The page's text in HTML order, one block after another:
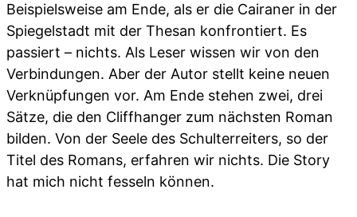
Beispielsweise am Ende, als er die Cairaner in der
Spiegelstadt mit der Thesan konfrontiert. Es
passiert – nichts. Als Leser wissen wir von den
Verbindungen. Aber der Autor stellt keine neuen
Verknüpfungen vor. Am Ende stehen zwei, drei
Sätze, die den Cliffhanger zum nächsten Roman
bilden. Von der Seele des Schulterreiters, so der
Titel des Romans, erfahren wir nichts. Die Story
hat mich nicht fesseln können.